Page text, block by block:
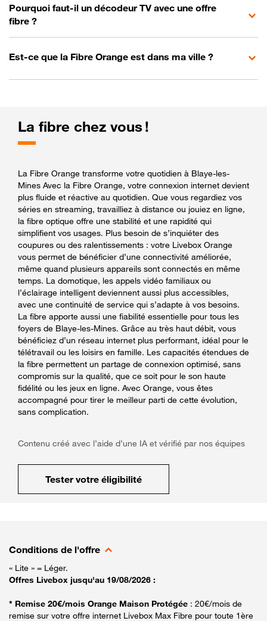
Pourquoi faut-il un décodeur TV avec une offre
fibre ?
Est-ce que la Fibre Orange est dans ma ville ?
La fibre chez vous !
La Fibre Orange transforme votre quotidien à Blaye-les-
Mines Avec la Fibre Orange, votre connexion internet devient
plus fluide et réactive au quotidien. Que vous regardiez vos
séries en streaming, travailliez à distance ou jouiez en ligne,
la fibre optique offre une stabilité et une rapidité qui
simplifient vos usages. Plus besoin de s’inquiéter des
coupures ou des ralentissements : votre Livebox Orange
vous permet de bénéficier d’une connectivité améliorée,
même quand plusieurs appareils sont connectés en même
temps. La domotique, les appels vidéo familiaux ou
l’éclairage intelligent deviennent aussi plus accessibles,
avec une continuité de service qui s’adapte à vos besoins.
La fibre apporte aussi une fiabilité essentielle pour tous les
foyers de Blaye-les-Mines. Grâce au très haut débit, vous
bénéficiez d’un réseau internet plus performant, idéal pour le
télétravail ou les loisirs en famille. Les capacités étendues de
la fibre permettent un partage de connexion optimisé, sans
compromis sur la qualité, que ce soit pour le son haute
fidélité ou les jeux en ligne. Avec Orange, vous êtes
accompagné pour tirer le meilleur parti de cette évolution,
sans complication.
Contenu créé avec l’aide d’une IA et vérifié par nos équipes
Tester votre éligibilité
Conditions de l'offre
« Lite » = Léger.
Offres Livebox jusqu'au 19/08/2026 :
* Remise 20€/mois Orange Maison Protégée : 20€/mois de
remise sur votre offre internet Livebox Max Fibre pour toute 1ère